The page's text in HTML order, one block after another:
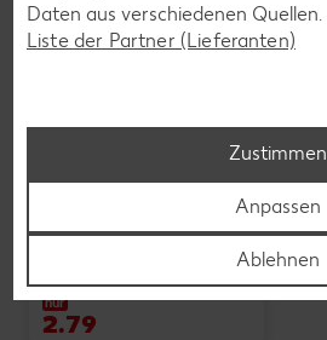
K-PLANT BASED
(1 l = 5.58)
nur
2.79
Daten aus verschiedenen Quellen.
Liste der Partner (Lieferanten)
Zustimmen
Anpassen
Ablehnen